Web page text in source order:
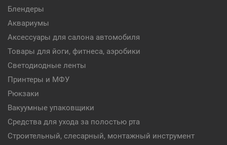
Блендеры
Аквариумы
Аксессуары для салона автомобиля
Товары для йоги, фитнеса, аэробики
Светодиодные ленты
Принтеры и МФУ
Рюкзаки
Вакуумные упаковщики
Средства для ухода за полостью рта
Строительный, слесарный, монтажный инструмент